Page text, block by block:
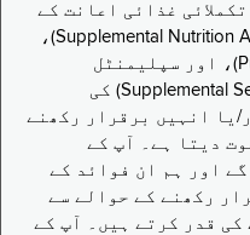
غذائی اعانت کے
پروگرام (Supplemental Nutrition Assistance Program, SNAP)،
عوامی معاونت (Public Assistance, PA)، اور سپلیمنٹل
سیکیورٹی انکم (Supplemental Security Income, SSI) کی
یا انہیں برقرار رکھنے
دیتا ہے۔ آپ کے
اور ہم ان فوائد کے
رکھنے کے حوالے سے
کی قدر کرتے ہیں۔ آپ کے